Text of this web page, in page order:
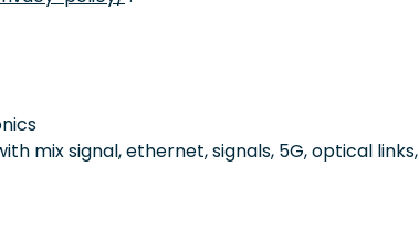
mix signal, ethernet, signals, 5G, optical links,